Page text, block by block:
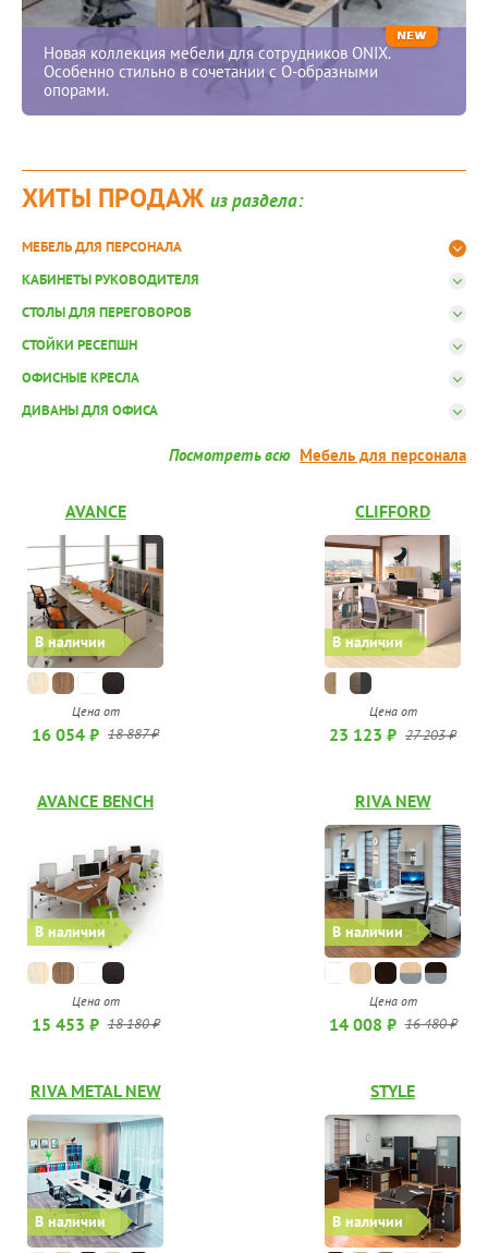
Новая коллекция мебели для сотрудников ONIX.
Особенно стильно в сочетании с О-образными
опорами.
ХИТЫ ПРОДАЖ из раздела:
МЕБЕЛЬ ДЛЯ ПЕРСОНАЛА
КАБИНЕТЫ РУКОВОДИТЕЛЯ
СТОЛЫ ДЛЯ ПЕРЕГОВОРОВ
СТОЙКИ РЕСЕПШН
ОФИСНЫЕ КРЕСЛА
ДИВАНЫ ДЛЯ ОФИСА
Посмотреть всю Мебель для персонала
В наличии
AVANCE
Цена от
16 054 ₽ 18 887 ₽
В наличии
CLIFFORD
Цена от
23 123 ₽ 27 203 ₽
В наличии
AVANCE BENCH
Цена от
15 453 ₽ 18 180 ₽
В наличии
RIVA NEW
Цена от
14 008 ₽ 16 480 ₽
В наличии
RIVA METAL NEW
В наличии
STYLE